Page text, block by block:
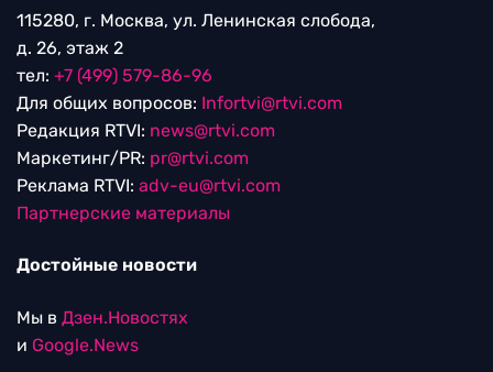
115280, г. Москва, ул. Ленинская слобода,
д. 26, этаж 2
тел: +7 (499) 579-86-96
Для общих вопросов: Infortvi@rtvi.com
Редакция RTVI: news@rtvi.com
Маркетинг/PR: pr@rtvi.com
Реклама RTVI: adv-eu@rtvi.com
Партнерские материалы
Достойные новости
Мы в Дзен.Новостях
и Google.News